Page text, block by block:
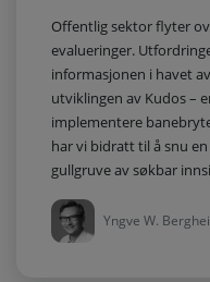
Offentlig sektor flyter
evalueringer.
informasjonen i havet
utviklingen av Kudos –
implementere
har vi bidratt til å snu
gullgruve av søkbar
Yngve W.